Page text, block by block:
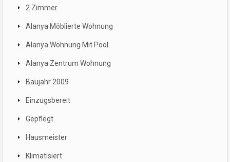
2 Zimmer
Alanya Möblierte Wohnung
Alanya Wohnung Mit Pool
Alanya Zentrum Wohnung
Baujahr 2009
Einzugsbereit
Gepflegt
Hausmeister
Klimatisiert